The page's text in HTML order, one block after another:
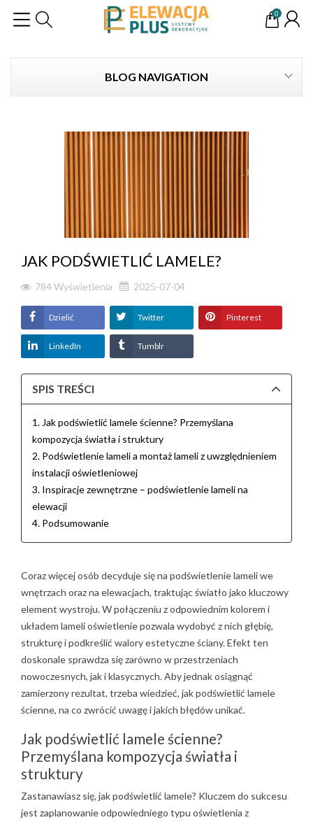
0
BLOG NAVIGATION
JAK PODŚWIETLIĆ LAMELE?
784Wyświetlenia 2025-07-04
Dzielić Twitter Pinterest
LinkedIn Tumblr
SPIS TREŚCI
1. Jak podświetlić lamele ścienne? Przemyślana
kompozycja światła i struktury
2. Podświetlenie lameli a montaż lameli z uwzględnieniem
instalacji oświetleniowej
3. Inspiracje zewnętrzne – podświetlenie lameli na
elewacji
4. Podsumowanie
Coraz więcej osób decyduje się na podświetlenie lameli we
wnętrzach oraz na elewacjach, traktując światło jako kluczowy
element wystroju. W połączeniu z odpowiednim kolorem i
układem lameli oświetlenie pozwala wydobyć z nich głębię,
strukturę i podkreślić walory estetyczne ściany. Efekt ten
doskonale sprawdza się zarówno w przestrzeniach
nowoczesnych, jak i klasycznych. Aby jednak osiągnąć
zamierzony rezultat, trzeba wiedzieć, jak podświetlić lamele
ścienne, na co zwrócić uwagę i jakich błędów unikać.
Jak podświetlić lamele ścienne?
Przemyślana kompozycja światła i
struktury
Zastanawiasz się, jak podświetlić lamele? Kluczem do sukcesu
jest zaplanowanie odpowiedniego typu oświetlenia z